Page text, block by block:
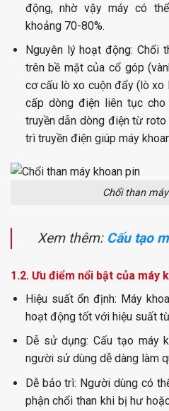
động, nhờ vậy máy có
khoảng 70-80%.
Nguyên lý hoạt động: Chổi
trên bề mặt của cổ góp
cơ cấu lò xo cuộn đẩy (lò xo
cấp dòng điện liên tục
truyền dẫn dòng điện từ
trì truyền điện giúp máy
Chổi than
Xem thêm: Cấu tạo
1.2. Ưu điểm nổi bật của máy
Hiệu suất ổn định: Máy
hoạt động tốt với hiệu suất
Dễ sử dụng: Cấu tạo máy
người sử dùng dễ dàng làm
Dễ bảo trì: Người dùng có
phận chổi than khi bị hư